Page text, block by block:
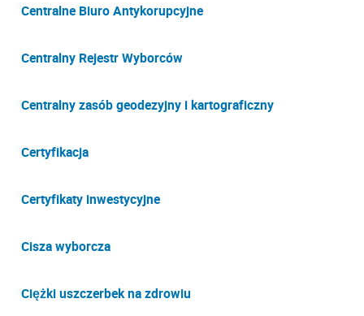
Centralne Biuro Antykorupcyjne
Centralny Rejestr Wyborców
Centralny zasób geodezyjny i kartograficzny
Certyfikacja
Certyfikaty inwestycyjne
Cisza wyborcza
Ciężki uszczerbek na zdrowiu